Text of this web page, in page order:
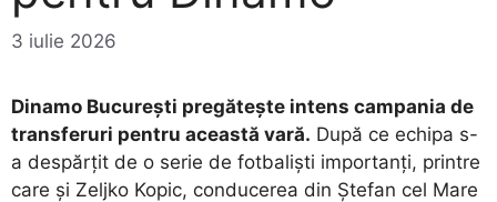
3 iulie 2026
Dinamo București pregătește intens campania de
transferuri pentru această vară. După ce echipa s-
a despărțit de o serie de fotbaliști importanți, printre
care și Zeljko Kopic, conducerea din Ștefan cel Mare